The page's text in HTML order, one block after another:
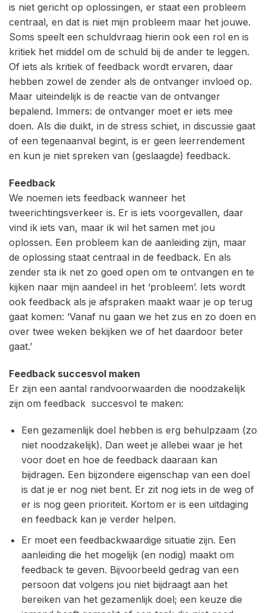
is niet gericht op oplossingen, er staat een probleem
centraal, en dat is niet mijn probleem maar het jouwe.
Soms speelt een schuldvraag hierin ook een rol en is
kritiek het middel om de schuld bij de ander te leggen.
Of iets als kritiek of feedback wordt ervaren, daar
hebben zowel de zender als de ontvanger invloed op.
Maar uiteindelijk is de reactie van de ontvanger
bepalend. Immers: de ontvanger moet er iets mee
doen. Als die duikt, in de stress schiet, in discussie gaat
of een tegenaanval begint, is er geen leerrendement
en kun je niet spreken van (geslaagde) feedback.
Feedback
We noemen iets feedback wanneer het
tweerichtingsverkeer is. Er is iets voorgevallen, daar
vind ik iets van, maar ik wil het samen met jou
oplossen. Een probleem kan de aanleiding zijn, maar
de oplossing staat centraal in de feedback. En als
zender sta ik net zo goed open om te ontvangen en te
kijken naar mijn aandeel in het ‘probleem’. Iets wordt
ook feedback als je afspraken maakt waar je op terug
gaat komen: ‘Vanaf nu gaan we het zus en zo doen en
over twee weken bekijken we of het daardoor beter
gaat.’
Feedback succesvol maken
Er zijn een aantal randvoorwaarden die noodzakelijk
zijn om feedback succesvol te maken:
Een gezamenlijk doel hebben is erg behulpzaam (zo
niet noodzakelijk). Dan weet je allebei waar je het
voor doet en hoe de feedback daaraan kan
bijdragen. Een bijzondere eigenschap van een doel
is dat je er nog niet bent. Er zit nog iets in de weg of
er is nog geen prioriteit. Kortom er is een uitdaging
en feedback kan je verder helpen.
Er moet een feedbackwaardige situatie zijn. Een
aanleiding die het mogelijk (en nodig) maakt om
feedback te geven. Bijvoorbeeld gedrag van een
persoon dat volgens jou niet bijdraagt aan het
bereiken van het gezamenlijk doel; een keuze die